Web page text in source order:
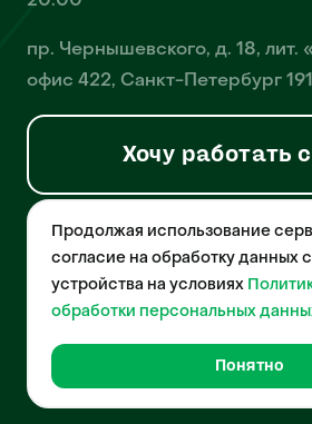
пр. Чернышевского, д. 18, лит.
офис 422, Санкт-Петербург
Хочу работать
© 2026 Pet-Yes. ООО «Биржа домашних
осуществляет деятельность в области
технологий, деятельность по разработке
собственного программного
порталов в информационно-
домашних животных», свидетельство о
№2021612018 от 10 февраля 2021 года.
Продолжая использование
согласие на обработку данных
устройства на условиях
обработки персональных
Понятно